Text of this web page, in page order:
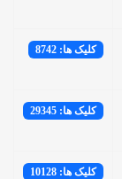
کلیک ها: 8742
کلیک ها: 29345
کلیک ها: 10128